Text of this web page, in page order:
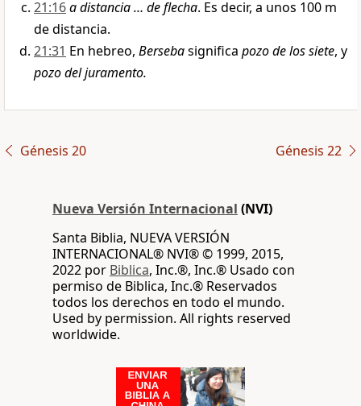
21:16a distancia … de flecha. Es decir, a unos 100 m
de distancia.
21:31 En hebreo, Bersebasignifica pozo de los siete, y
pozo del juramento.
Génesis 20 Génesis 22
Nueva Versión Internacional (NVI)
Santa Biblia, NUEVA VERSIÓN
INTERNACIONAL® NVI® © 1999, 2015,
2022 por Biblica, Inc.®, Inc.® Usado con
permiso de Biblica, Inc.® Reservados
todos los derechos en todo el mundo.
Used by permission. All rights reserved
worldwide.